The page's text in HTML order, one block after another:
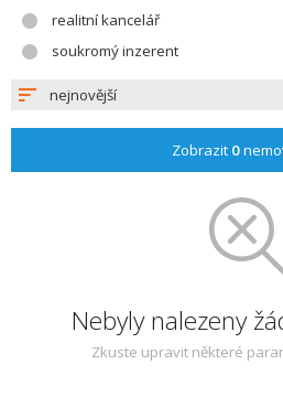
realitní kancelář
soukromý inzerent
nejnovější
Zobrazit 0
Nebyly nalezeny
Zkuste upravit některé